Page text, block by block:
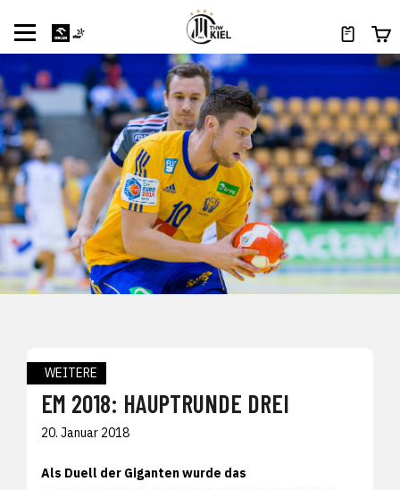
WEITERE
EM 2018: HAUPTRUNDE DREI
20. Januar 2018
Als Duell der Giganten wurde das